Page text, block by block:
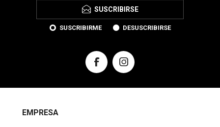
SUSCRIBIRSE
SUSCRIBIRME DESUSCRIBIRSE
EMPRESA